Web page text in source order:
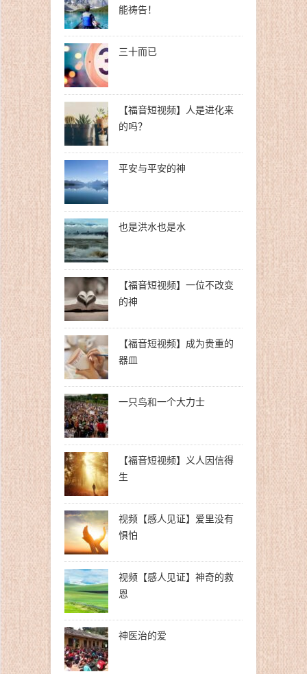
能祷告！
三十而已
【福音短视频】人是进化来
的吗？
平安与平安的神
也是洪水也是水
【福音短视频】一位不改变
的神
【福音短视频】成为贵重的
器皿
一只鸟和一个大力士
【福音短视频】义人因信得
生
视频【感人见证】爱里没有
惧怕
视频【感人见证】神奇的救
恩
神医治的爱